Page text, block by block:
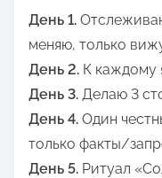
День 1.
меняю, только
День 2. К каждому
День 3. Делаю 3
День 4. Один
только факты/
День 5. Ритуал